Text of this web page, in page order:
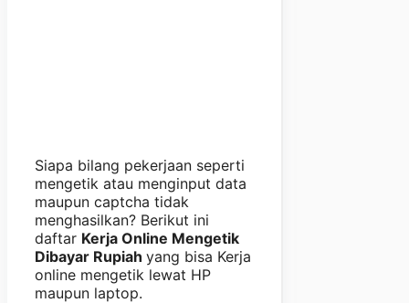
Siapa bilang pekerjaan seperti
mengetik atau menginput data
maupun captcha tidak
menghasilkan? Berikut ini
daftar Kerja Online Mengetik
Dibayar Rupiah yang bisa Kerja
online mengetik lewat HP
maupun laptop.